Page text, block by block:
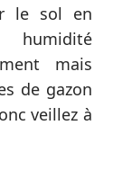
le sol en
humidité
mais
de gazon
veillez à